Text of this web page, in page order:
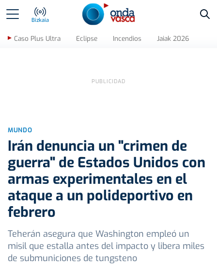
Bizkaia
Caso Plus Ultra Eclipse Incendios Jaiak 2026
MUNDO
Irán denuncia un "crimen de
guerra" de Estados Unidos con
armas experimentales en el
ataque a un polideportivo en
febrero
Teherán asegura que Washington empleó un
misil que estalla antes del impacto y libera miles
de submuniciones de tungsteno